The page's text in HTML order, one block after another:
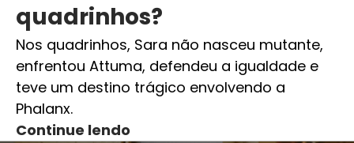
quadrinhos?
Nos quadrinhos, Sara não nasceu mutante,
enfrentou Attuma, defendeu a igualdade e
teve um destino trágico envolvendo a
Phalanx.
Continue lendo